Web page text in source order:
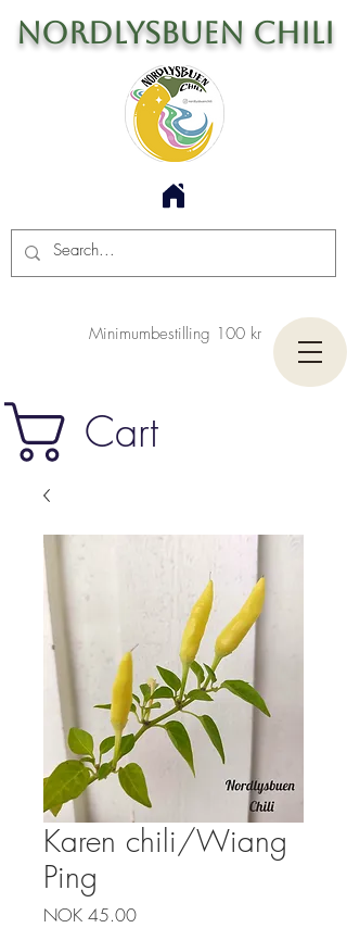
Cart
Minimumbestilling 100 kr
Nordlysbuen Chili
Karen chili/Wiang
Ping
NOK 45.00Price